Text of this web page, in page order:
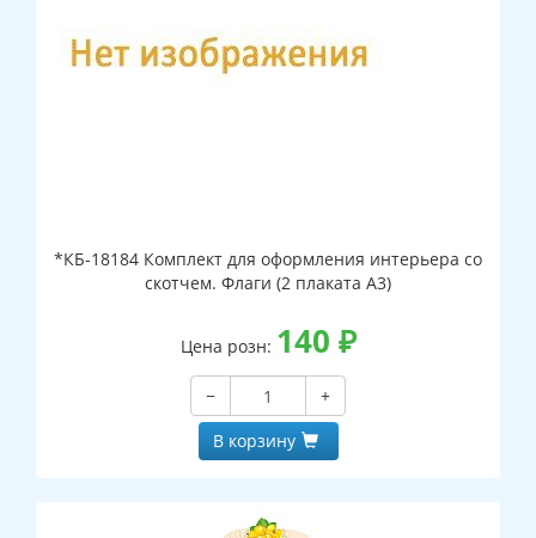
*КБ-18184 Комплект для оформления интерьера со
скотчем. Флаги (2 плаката А3)
Цена розн: 140 ₽
−
+
В корзину